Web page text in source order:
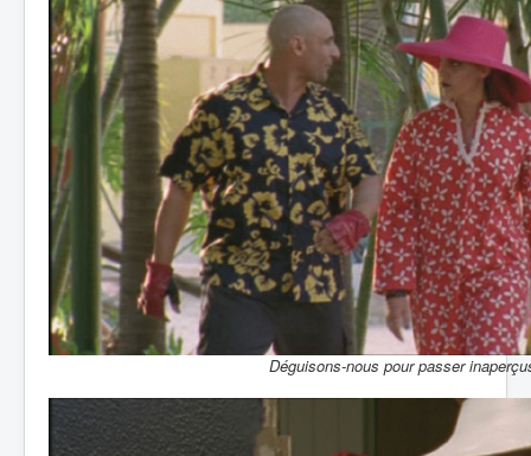
Déguisons-nous pour passer